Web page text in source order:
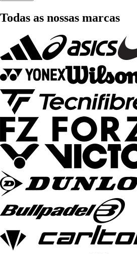
Todas as nossas marcas